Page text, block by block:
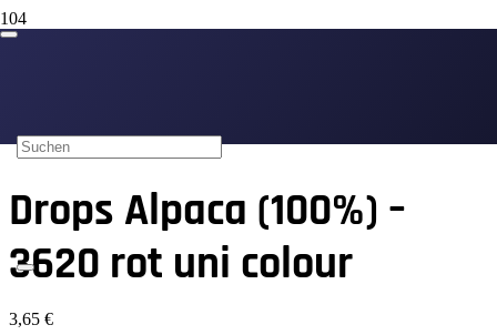
rot uni colour
Drops Alpaca (100%) –
3620 rot uni colour
3,65 €